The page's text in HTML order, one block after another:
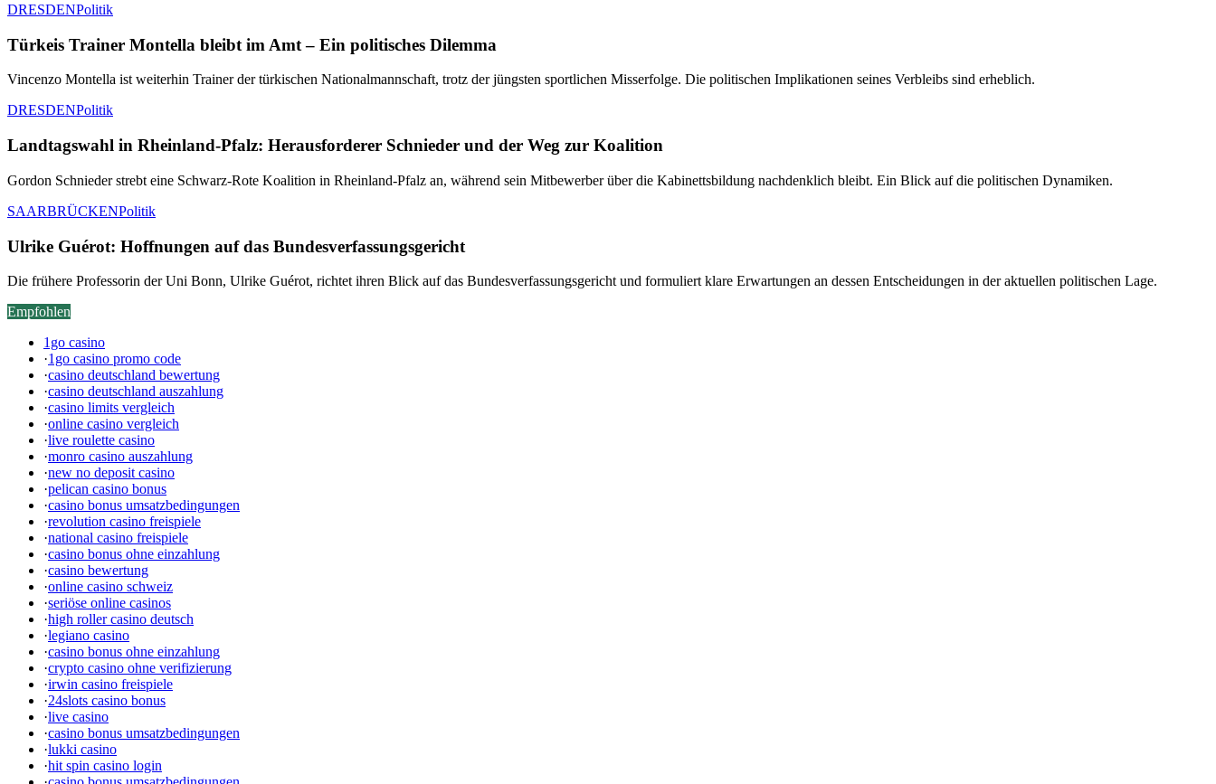
DRESDENPolitik
Türkeis Trainer Montella bleibt im Amt – Ein politisches Dilemma
Vincenzo Montella ist weiterhin Trainer der türkischen Nationalmannschaft, trotz der jüngsten sportlichen Misserfolge. Die politischen Implikationen seines Verbleibs sind erheblich.
DRESDENPolitik
Landtagswahl in Rheinland-Pfalz: Herausforderer Schnieder und der Weg zur Koalition
Gordon Schnieder strebt eine Schwarz-Rote Koalition in Rheinland-Pfalz an, während sein Mitbewerber über die Kabinettsbildung nachdenklich bleibt. Ein Blick auf die politischen Dynamiken.
SAARBRÜCKENPolitik
Ulrike Guérot: Hoffnungen auf das Bundesverfassungsgericht
Die frühere Professorin der Uni Bonn, Ulrike Guérot, richtet ihren Blick auf das Bundesverfassungsgericht und formuliert klare Erwartungen an dessen Entscheidungen in der aktuellen politischen Lage.
Empfohlen
1go casino
·1go casino promo code
·casino deutschland bewertung
·casino deutschland auszahlung
·casino limits vergleich
·online casino vergleich
·live roulette casino
·monro casino auszahlung
·new no deposit casino
·pelican casino bonus
·casino bonus umsatzbedingungen
·revolution casino freispiele
·national casino freispiele
·casino bonus ohne einzahlung
·casino bewertung
·online casino schweiz
·seriöse online casinos
·high roller casino deutsch
·legiano casino
·casino bonus ohne einzahlung
·crypto casino ohne verifizierung
·irwin casino freispiele
·24slots casino bonus
·live casino
·casino bonus umsatzbedingungen
·lukki casino
·hit spin casino login